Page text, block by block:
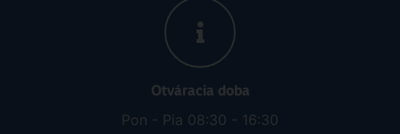
Otváracia doba
Pon - Pia 08:30 - 16:30